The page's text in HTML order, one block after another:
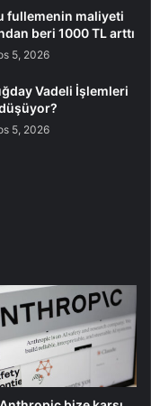
fullemenin maliyeti
beri 1000 TL arttı
5, 2026
Vadeli İşlemleri
5, 2026